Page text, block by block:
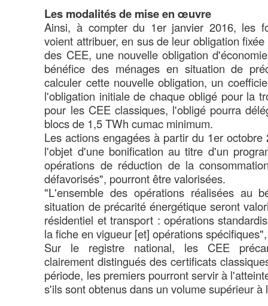
Les modalités de mise en œuvre
Ainsi, à compter du 1er janvier 2016, les
voient attribuer, en sus de leur obligation
des CEE, une nouvelle obligation
bénéfice des ménages en situation de
calculer cette nouvelle obligation, un
l'obligation initiale de chaque obligé pour la
pour les CEE classiques, l'obligé pourra
blocs de 1,5 TWh cumac minimum.
Les actions engagées à partir du 1er
l'objet d'une bonification au titre d'un
opérations de réduction de la
défavorisés", pourront être valorisées.
"L'ensemble des opérations réalisées au
situation de précarité énergétique seront
résidentiel et transport : opérations
la fiche en vigueur [et] opérations
Sur le registre national, les CEE
clairement distingués des certificats
période, les premiers pourront servir à
s'ils sont obtenus dans un volume supérieur à